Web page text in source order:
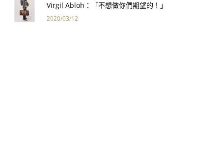
Virgil Abloh：「不想做你們期望的！」
2020/03/12